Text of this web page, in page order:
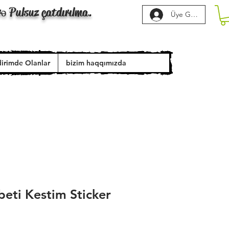
Pulsuz çatdırılma. Üye Girişi
Olanlar bizim haqqımızda
Kestim Sticker